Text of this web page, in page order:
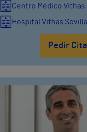
Centro Médico Vithas
Hospital Vithas Sevilla
Pedir Cita